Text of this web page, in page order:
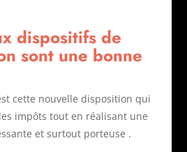
dispositifs de
sont une bonne
cette nouvelle disposition qui
impôts tout en réalisant une
et surtout porteuse .